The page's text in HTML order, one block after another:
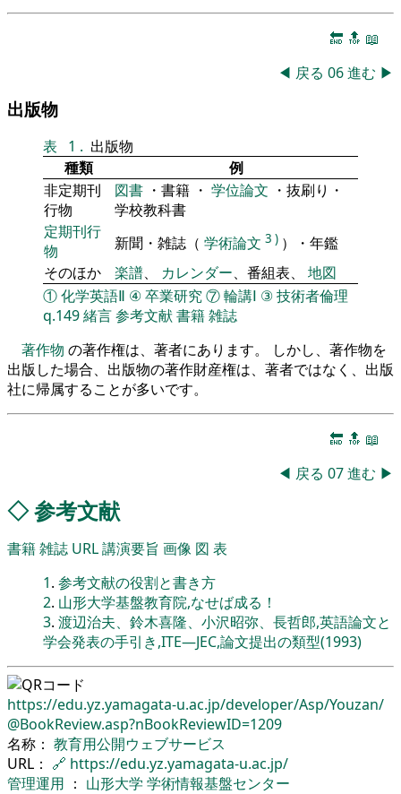
🔚 🔝 📖
◀ 戻る 06進む ▶
出版物
表 1 . 出版物
種類
例
非定期刊
行物
図書 ・書籍 ・ 学位論文 ・抜刷り・
学校教科書
定期刊行
物
新聞・雑誌（ 学術論文 3 ) ）・年鑑
そのほか
楽譜、 カレンダー、番組表、 地図
①化学英語Ⅱ ④卒業研究⑦輪講Ⅰ ③技術者倫理
q.149緒言参考文献書籍雑誌
著作物 の著作権は、著者にあります。 しかし、著作物を
出版した場合、出版物の著作財産権は、著者ではなく、出版
社に帰属することが多いです。
🔚 🔝 📖
◀ 戻る 07進む ▶
◇参考文献
書籍雑誌 URL講演要旨 画像 図 表
1. 参考文献の役割と書き方
2. 山形大学基盤教育院,なせば成る！
3. 渡辺治夫、鈴木喜隆、小沢昭弥、長哲郎,英語論文と
学会発表の手引き,ITE―JEC,論文提出の類型(1993)
https://edu.yz.yamagata-u.ac.jp/developer/Asp/Youzan/
@BookReview.asp?nBookReviewID=1209
名称： 教育用公開ウェブサービス
URL： 🔗 https://edu.yz.yamagata-u.ac.jp/
管理運用 ： 山形大学 学術情報基盤センター